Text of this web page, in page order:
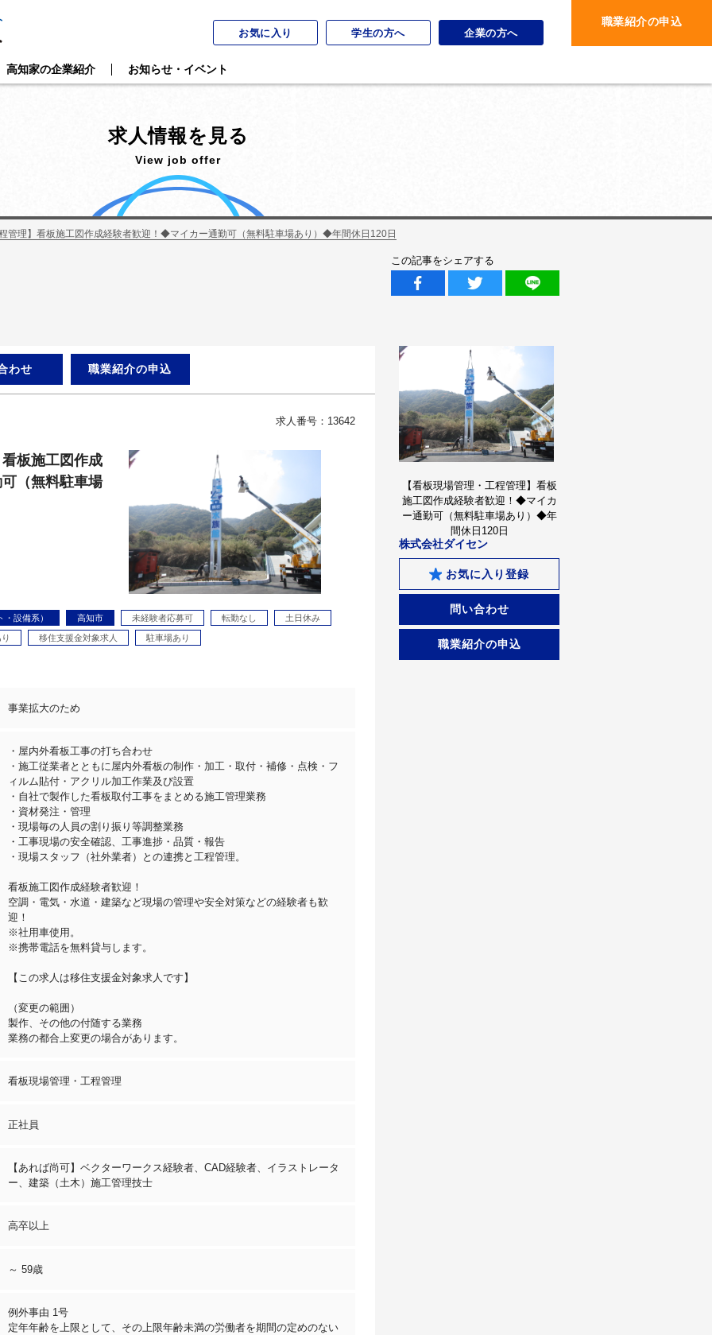
お気に入り 学生の方へ 企業の方へ
職業紹介の申込
高知家の企業紹介 お知らせ・イベント
求人情報を見る
View job offer
管理】看板施工図作成経験者歓迎！◆マイカー通勤可（無料駐車場あり）◆年間休日120日
この記事をシェアする
わせ 職業紹介の申込
求人番号：13642
板施工図作成
（無料駐車場
設備系） 高知市 未経験者応募可 転勤なし 土日休み
移住支援金対象求人 駐車場あり
事業拡大のため
・屋内外看板工事の打ち合わせ
・施工従業者とともに屋内外看板の制作・加工・取付・補修・点検・フ
ィルム貼付・アクリル加工作業及び設置
・自社で製作した看板取付工事をまとめる施工管理業務
・資材発注・管理
・現場毎の人員の割り振り等調整業務
・工事現場の安全確認、工事進捗・品質・報告
・現場スタッフ（社外業者）との連携と工程管理。
看板施工図作成経験者歓迎！
空調・電気・水道・建築など現場の管理や安全対策などの経験者も歓
迎！
※社用車使用。
※携帯電話を無料貸与します。
【この求人は移住支援金対象求人です】
（変更の範囲）
製作、その他の付随する業務
業務の都合上変更の場合があります。
看板現場管理・工程管理
正社員
【あれば尚可】ベクターワークス経験者、CAD経験者、イラストレータ
ー、建築（土木）施工管理技士
高卒以上
～ 59歳
例外事由 1号
定年年齢を上限として、その上限年齢未満の労働者を期間の定めのない
【看板現場管理・工程管理】看板
施工図作成経験者歓迎！◆マイカ
ー通勤可（無料駐車場あり）◆年
間休日120日
株式会社ダイセン
お気に入り登録
問い合わせ
職業紹介の申込